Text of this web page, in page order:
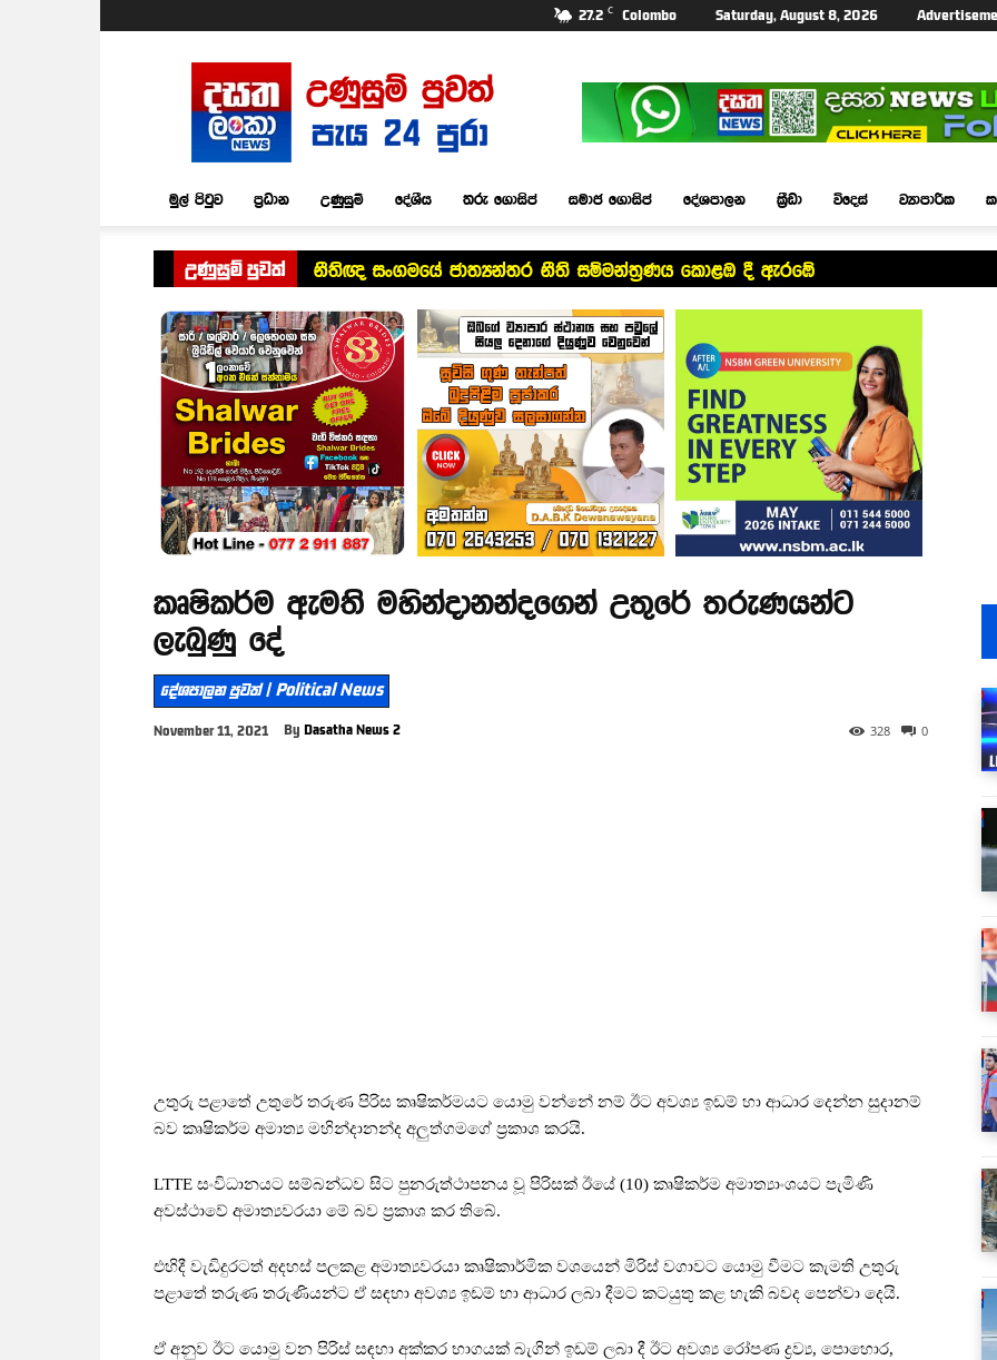
27.2 C Colombo Saturday, August 8, 2026
Dasatha
Lanka
News
මුල් පිටුව ප්‍රධාන උණුසුම් දේශීය තරු ගොසිප් සමාජ ගොසිප් දේශපාලන ක්‍රීඩා විදෙස් ව්‍යාපාරික
උණුසුම් පුවත් නීතිඥ සංගමයේ ජාත්‍යන්තර නීති සම්මන්ත්‍රණය කොළඹ දී ඇරඹේ
කෘෂිකර්ම ඇමති මහින්දානන්දගෙන් උතුරේ තරුණයන්ට
ලැබුණු දේ
දේශපාලන පුවත් | Political News
November 11, 2021 By Dasatha News 2 0
328
උතුරු පළාතේ උතුරේ තරුණ පිරිස කෘෂිකර්මයට යොමු වන්නේ නම් ඊට අවශ්‍ය ඉඩම් හා ආධාර දෙන්න සුදානම්
බව කෘෂිකර්ම අමාත්‍ය මහින්දානන්ද අලුත්ගමගේ ප්‍රකාශ කරයි.
LTTE සංවිධානයට සම්බන්ධව සිට පුනරුත්ථාපනය වූ පිරිසක් ඊයේ (10) කෘෂිකර්ම අමාත්‍යාංශයට පැමිණි
අවස්ථාවේ අමාත්‍යවරයා මේ බව ප්‍රකාශ කර තිබේ.
එහිදී වැඩිදුරටත් අදහස් පලකළ අමාත්‍යවරයා කෘෂිකාර්මික වශයෙන් මිරිස් වගාවට යොමු වීමට කැමති උතුරු
පළාතේ තරුණ තරුණියන්ට ඒ සඳහා අවශ්‍ය ඉඩම් හා ආධාර ලබා දීමට කටයුතු කළ හැකි බවද පෙන්වා දෙයි.
ඒ අනුව ඊට යොමු වන පිරිස් සඳහා අක්කර භාගයක් බැගින් ඉඩම් ලබා දී ඊට අවශ්‍ය රෝපණ ද්‍රව්‍ය, පොහොර,